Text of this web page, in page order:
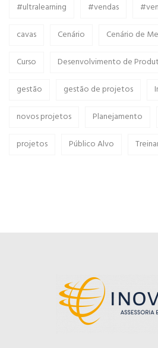
#ultralearning
#vendas
cavas
Cenário Cenário de
Curso
Desenvolvimento de
gestão
gestão de projetos
novos projetos
Planejamento
projetos
Público Alvo